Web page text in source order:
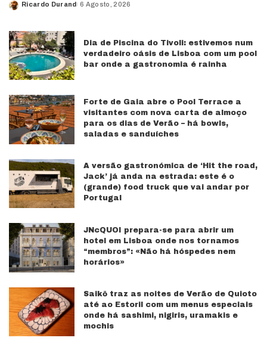
Posted
Ricardo Durand 6 Agosto, 2026
Dia de Piscina do Tivoli: estivemos num
verdadeiro oásis de Lisboa com um pool
bar onde a gastronomia é rainha
Forte de Gaia abre o Pool Terrace a
visitantes com nova carta de almoço
para os dias de Verão – há bowls,
saladas e sanduíches
A versão gastronómica de ‘Hit the road,
Jack’ já anda na estrada: este é o
(grande) food truck que vai andar por
Portugal
JNcQUOI prepara-se para abrir um
hotel em Lisboa onde nos tornamos
“membros”: «Não há hóspedes nem
horários»
Saikō traz as noites de Verão de Quioto
até ao Estoril com um menus especiais
onde há sashimi, nigiris, uramakis e
mochis